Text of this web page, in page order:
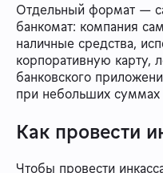
Отдельный формат —
банкомат: компания
наличные средства,
корпоративную карту,
банковского
при небольших
Как провести
Чтобы провести